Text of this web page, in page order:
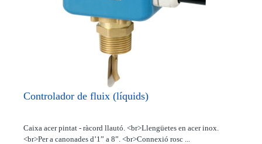
Controlador de fluix (líquids)
Caixa acer pintat - ràcord llautó. <br>Llengüetes en acer inox.
<br>Per a canonades d’1” a 8”. <br>Connexió rosc ...